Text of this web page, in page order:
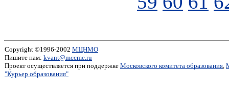
Copyright ©1996-2002 МЦНМО
Пишите нам: kvant@mccme.ru
Проект осуществляется при поддержке Московского комитета образования,
"Курьер образования"